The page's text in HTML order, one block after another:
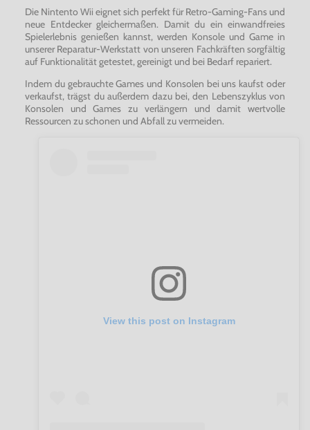
Die Nintento Wii eignet sich perfekt für Retro-Gaming-Fans und
neue Entdecker gleichermaßen. Damit du ein einwandfreies
Spielerlebnis genießen kannst, werden Konsole und Game in
unserer Reparatur-Werkstatt von unseren Fachkräften sorgfältig
auf Funktionalität getestet, gereinigt und bei Bedarf repariert.
Indem du gebrauchte Games und Konsolen bei uns kaufst oder
verkaufst, trägst du außerdem dazu bei, den Lebenszyklus von
Konsolen und Games zu verlängern und damit wertvolle
Ressourcen zu schonen und Abfall zu vermeiden.
View this post on Instagram